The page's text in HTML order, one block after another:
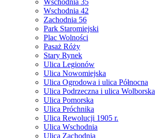
Wschodnia 42
Zachodnia 56
Park Staromiejski
Plac Wolności
Pasaż Róży
Stary Rynek
Ulica Legionów
Ulica Nowomiejska
Ulica Ogrodowa i ulica Północna
Ulica Podrzeczna i ulica Wolborska
Ulica Pomorska
Ulica Próchnika
Ulica Rewolucji 1905 r.
Ulica Wschodnia
Ulica Zachodnia